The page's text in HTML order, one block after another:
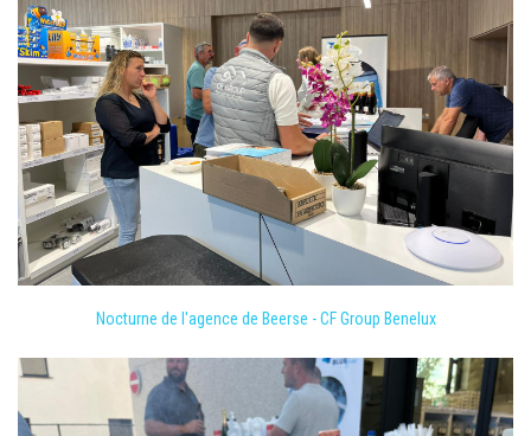
Nocturne de l'agence de Beerse - CF Group Benelux